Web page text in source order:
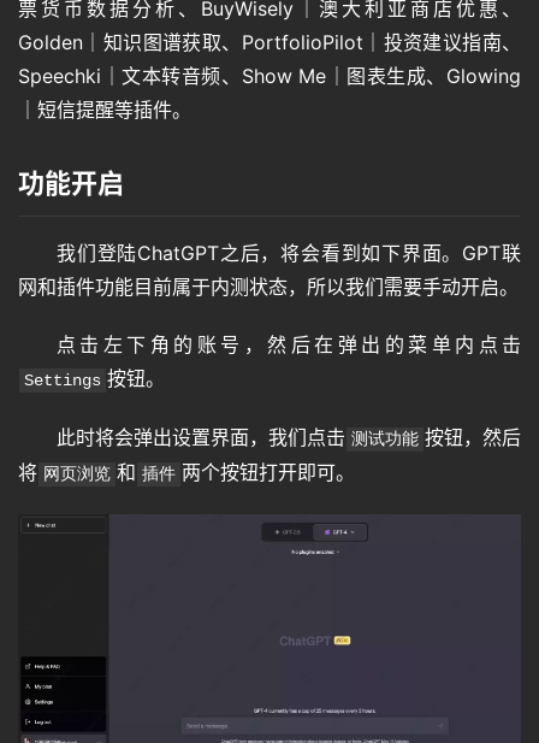
票货币数据分析、BuyWisely｜澳大利亚商店优惠、
Golden｜知识图谱获取、PortfolioPilot｜投资建议指南、
Speechki｜文本转音频、Show Me｜图表生成、Glowing
｜短信提醒等插件。
功能开启
我们登陆ChatGPT之后，将会看到如下界面。GPT联
网和插件功能目前属于内测状态，所以我们需要手动开启。
点击左下角的账号，然后在弹出的菜单内点击
Settings 按钮。
此时将会弹出设置界面，我们点击 测试功能 按钮，然后
将 网页浏览 和 插件 两个按钮打开即可。